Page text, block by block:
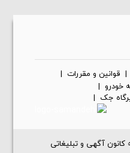
قوانین و مقررات|
خودرو|
جک |
آگهی و تبلیغاتی